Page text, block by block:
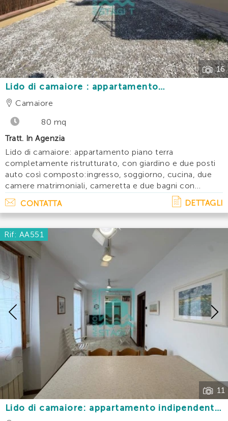
di ricerca qua sotto. Scegli l’annuncio desiderato e
contattaci, ti sapremo fornire tutte le informazioni
necessarie.
16
Lido di camaiore : appartamento
indipendente piano terra con giardino e 2
posti auto a 600 m dal mare
Camaiore
80 mq
Tratt. In Agenzia
Lido di camaiore: appartamento piano terra
completamente ristrutturato, con giardino e due posti
auto così composto:ingresso, soggiorno, cucina, due
camere matrimoniali, cameretta e due bagni con
doccia. Accessori: tv, lavatrice, lavastoviglie, aria
condizionata, no animali. Disponibilita':agosto:. . .
CONTATTA DETTAGLI
Rif: AA551
11
Previous
Lido di camaiore: appartamento indipendente
INVIA